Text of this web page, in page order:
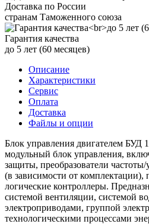
Доставка по России
странам Таможенного союза
Гарантия качества
до 5 лет (60 месяцев)
Описание
Характеристики
Сервис
Оплата
Доставка
Файлы и опции
Блок управления двигателем БУД
модульный блок управления,
защиты, преобразователи частоты/
(в зависимости от
логические контроллеры.
системой вентиляции, системой
электроприводами, группой
технологическими процессами